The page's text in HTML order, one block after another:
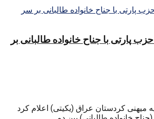
پارتی با جناح خانواده طالبانی بر
میهنی کردستان عراق (یکیتی) اعلام کرد